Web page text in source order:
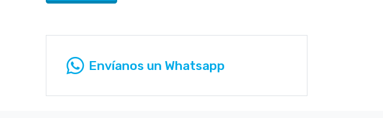
Envíanos un Whatsapp